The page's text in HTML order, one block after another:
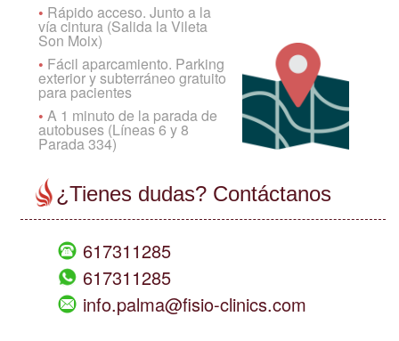
• Rápido acceso. Junto a la
vía cintura (Salida la Vileta
Son Moix)
• Fácil aparcamiento. Parking
exterior y subterráneo gratuito
para pacientes
• A 1 minuto de la parada de
autobuses (Líneas 6 y 8
Parada 334)
¿Tienes dudas? Contáctanos
617311285
617311285
info.palma@fisio-clinics.com